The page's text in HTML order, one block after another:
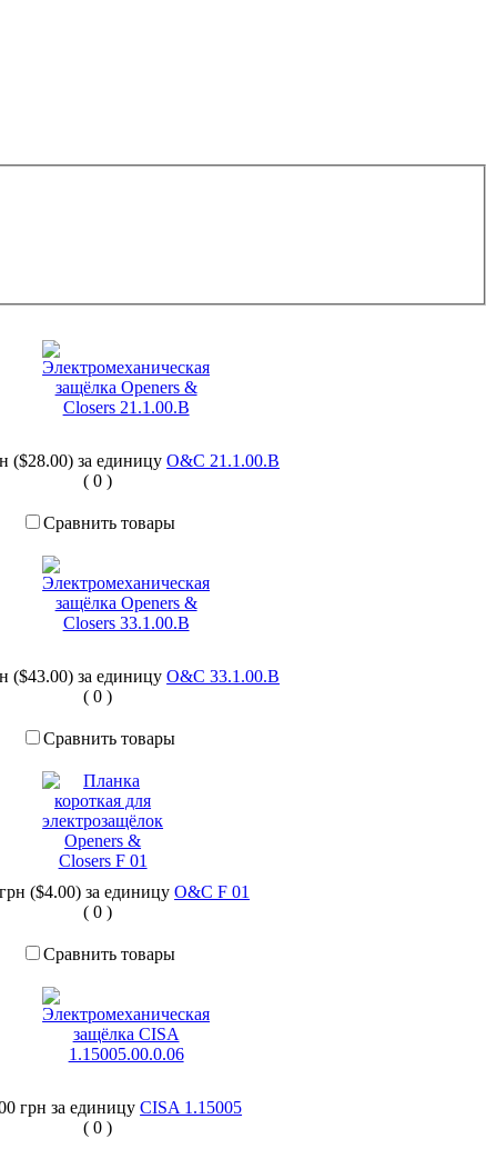
($28.00)за единицу O&C 21.1.00.B
( 0)
Сравнить товары
($43.00)за единицу O&C 33.1.00.B
( 0)
Сравнить товары
($4.00)за единицу O&C F 01
( 0)
Сравнить товары
грн за единицу CISA 1.15005
( 0)